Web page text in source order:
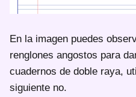
En la imagen puedes
renglones angostos para
cuadernos de doble raya,
siguiente no.